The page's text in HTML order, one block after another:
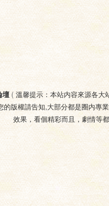
壇 ( 溫馨提示：本站内容來源各大
版權請告知,大部分都是圈内專
效果，看個精彩而且，劇情等